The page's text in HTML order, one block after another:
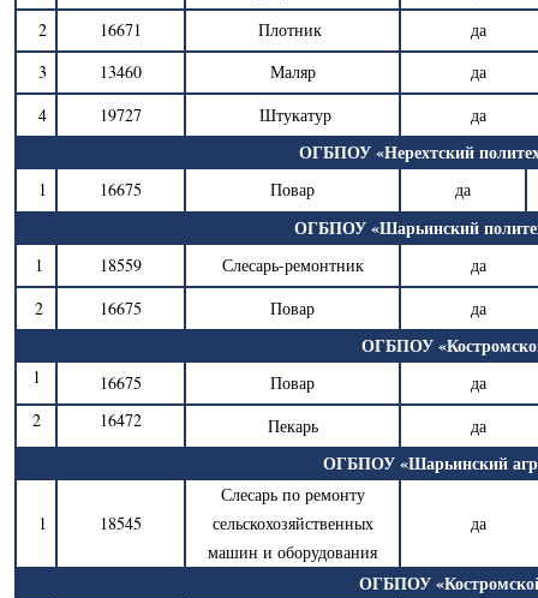
2
16671 Плотник
да
3
13460 Маляр
да
4
19727 Штукатур да
ОГБПОУ «Нерехтский
1 16675 Повар да
ОГБПОУ «Шарьинский
1 18559 Слесарь-ремонтник
да
2
16675 Повар да
ОГБПОУ
1 16675 Повар
да
2
16472 Пекарь да
ОГБПОУ «Шарьинский
1 18545
Слесарь по ремонту
сельскохозяйственных
машин и оборудования
да
ОГБПОУ